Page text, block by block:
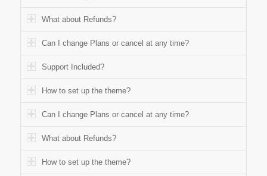
What about Refunds?
Can I change Plans or cancel at any time?
Support Included?
How to set up the theme?
Can I change Plans or cancel at any time?
What about Refunds?
How to set up the theme?